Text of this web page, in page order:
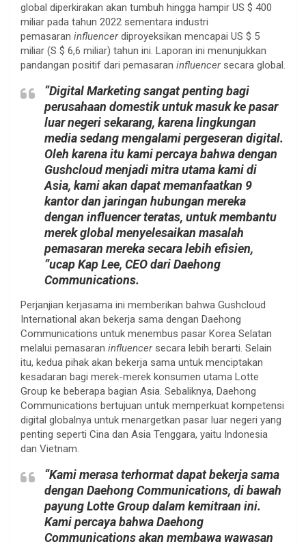
global diperkirakan akan tumbuh hingga hampir US $ 400
miliar pada tahun 2022 sementara industri
pemasaran influencerdiproyeksikan mencapai US $ 5
miliar (S $ 6,6 miliar) tahun ini. Laporan ini menunjukkan
pandangan positif dari pemasaran influencersecara global.
“Digital Marketing sangat penting bagi
perusahaan domestik untuk masuk ke pasar
luar negeri sekarang, karena lingkungan
media sedang mengalami pergeseran digital.
Oleh karena itu kami percaya bahwa dengan
Gushcloud menjadi mitra utama kami di
Asia, kami akan dapat memanfaatkan 9
kantor dan jaringan hubungan mereka
dengan influencer teratas, untuk membantu
merek global menyelesaikan masalah
pemasaran mereka secara lebih efisien,
”ucap Kap Lee, CEO dari Daehong
Communications.
Perjanjian kerjasama ini memberikan bahwa Gushcloud
International akan bekerja sama dengan Daehong
Communications untuk menembus pasar Korea Selatan
melalui pemasaran influencersecara lebih berarti. Selain
itu, kedua pihak akan bekerja sama untuk menciptakan
kesadaran bagi merek-merek konsumen utama Lotte
Group ke beberapa bagian Asia. Sebaliknya, Daehong
Communications bertujuan untuk memperkuat kompetensi
digital globalnya untuk menargetkan pasar luar negeri yang
penting seperti Cina dan Asia Tenggara, yaitu Indonesia
dan Vietnam.
“Kami merasa terhormat dapat bekerja sama
dengan Daehong Communications, di bawah
payung Lotte Group dalam kemitraan ini.
Kami percaya bahwa Daehong
Communications akan membawa wawasan